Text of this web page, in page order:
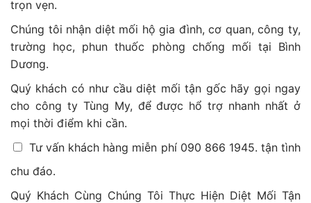
trọn vẹn.
Chúng tôi nhận diệt mối hộ gia đình, cơ quan, công ty,
trường học, phun thuốc phòng chống mối tại Bình
Dương.
Quý khách có như cầu diệt mối tận gốc hãy gọi ngay
cho công ty Tùng My, để được hổ trợ nhanh nhất ở
mọi thời điểm khi cần.
Tư vấn khách hàng miễn phí 090 866 1945. tận tình
chu đáo.
Quý Khách Cùng Chúng Tôi Thực Hiện Diệt Mối Tận